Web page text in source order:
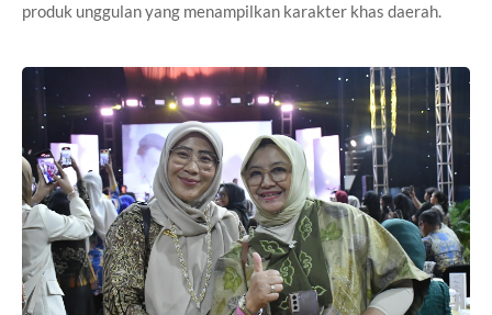
produk unggulan yang menampilkan karakter khas daerah.